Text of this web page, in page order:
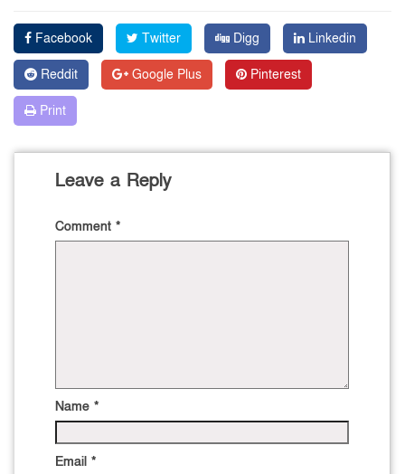
Facebook Twitter Digg Linkedin
Reddit Google Plus Pinterest
Print
Leave a Reply
Comment *
Name *
Email *